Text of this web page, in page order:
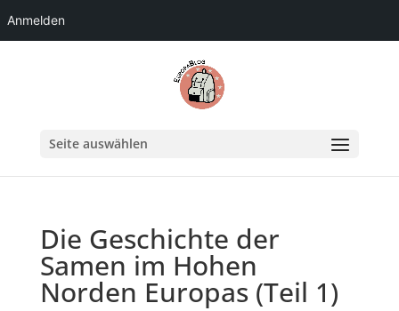
Anmelden
Seite auswählen
Die Geschichte der
Samen im Hohen
Norden Europas (Teil 1)